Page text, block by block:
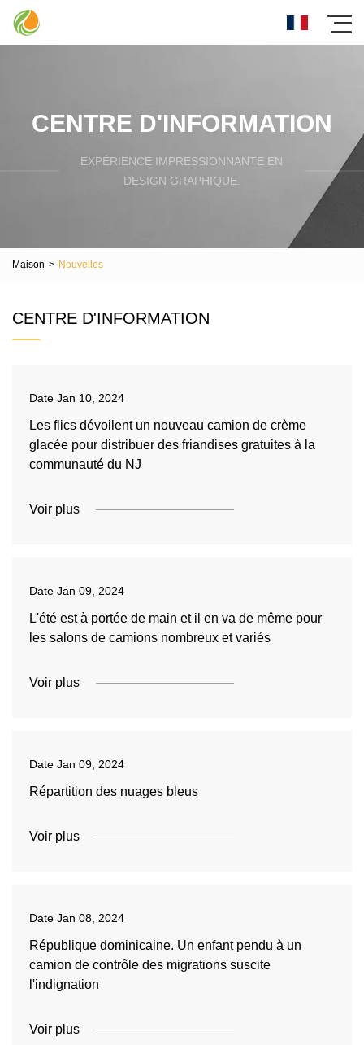
CENTRE D'INFORMATION
EXPÉRIENCE IMPRESSIONNANTE EN
DESIGN GRAPHIQUE.
Maison > Nouvelles
CENTRE D'INFORMATION
Date Jan 10, 2024
Les flics dévoilent un nouveau camion de crème
glacée pour distribuer des friandises gratuites à la
communauté du NJ
Voir plus
Date Jan 09, 2024
L'été est à portée de main et il en va de même pour
les salons de camions nombreux et variés
Voir plus
Date Jan 09, 2024
Répartition des nuages ​​bleus
Voir plus
Date Jan 08, 2024
République dominicaine. Un enfant pendu à un
camion de contrôle des migrations suscite
l'indignation
Voir plus